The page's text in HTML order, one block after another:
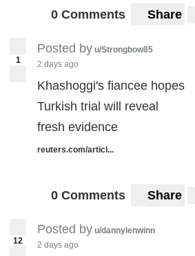
0 Comments Share
1
Posted by u/Strongbow85
2 days ago
Khashoggi's fiancee hopes
Turkish trial will reveal
fresh evidence
reuters.com/articl...
0 Comments Share
12
Posted by u/dannylenwinn
2 days ago